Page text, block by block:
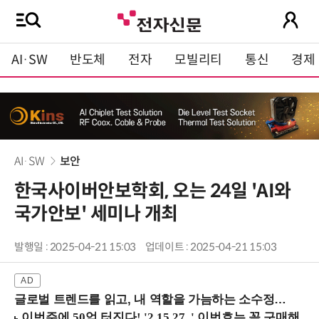
AI·SW 반도체 전자 모빌리티 통신 경제
AI·SW 보안
한국사이버안보학회, 오는 24일 'AI와
국가안보' 세미나 개최
발행일 : 2025-04-21 15:03 업데이트 : 2025-04-21 15:03
글로벌 트렌드를 읽고, 내 역할을 가늠하는 소수정예 실습 워크숍 (8/28 신논현역)